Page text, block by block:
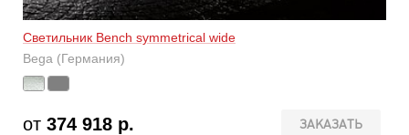
Светильник Bench symmetrical wide
Bega (Германия)
ЗАКАЗАТЬ
от 374 918 р.